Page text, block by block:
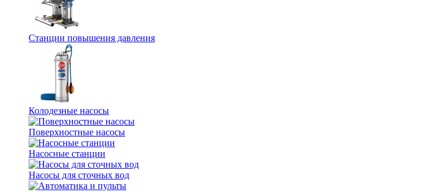
Станции повышения давления
Колодезные насосы
Поверхностные насосы
Насосные станции
Насосы для сточных вод